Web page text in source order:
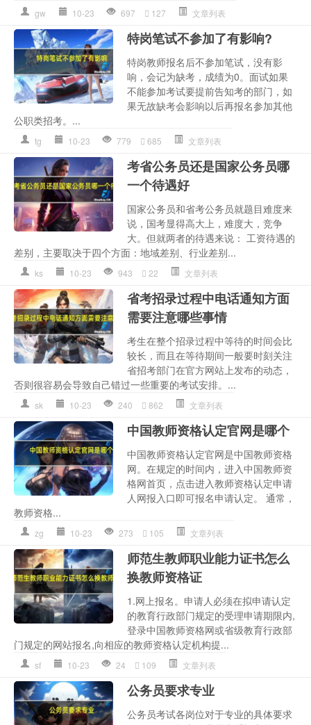
gw 10-23 697 127 文章列表
特岗笔试不参加了有影响?
特岗教师报名后不参加笔试，没有影
响，会记为缺考，成绩为0。面试如果
不能参加考试要提前告知考的部门，如
果无故缺考会影响以后再报名参加其他
公职类招考。...
tg 10-23 779 685 文章列表
考省公务员还是国家公务员哪
一个待遇好
国家公务员和省考公务员就题目难度来
说，国考显得高大上，难度大，竞争
大。但就两者的待遇来说： 工资待遇的
差别，主要取决于四个方面：地域差别、行业差别...
ks 10-23 943 22 文章列表
省考招录过程中电话通知方面
需要注意哪些事情
考生在整个招录过程中等待的时间会比
较长，而且在等待期间一般要时刻关注
省招考部门在官方网站上发布的动态，
否则很容易会导致自己错过一些重要的考试安排。...
sk 10-23 240 862 文章列表
中国教师资格认定官网是哪个
中国教师资格认定官网是中国教师资格
网。在规定的时间内，进入中国教师资
格网首页，点击进入教师资格认定申请
人网报入口即可报名申请认定。 通常，
教师资格...
zg 10-23 273 105 文章列表
师范生教师职业能力证书怎么
换教师资格证
1.网上报名。申请人必须在拟申请认定
的教育行政部门规定的受理申请期限内,
登录中国教师资格网或省级教育行政部
门规定的网站报名,向相应的教师资格认定机构提...
sf 10-23 24 109 文章列表
公务员要求专业
公务员考试各岗位对于专业的具体要求